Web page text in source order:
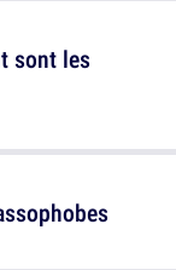
sont les